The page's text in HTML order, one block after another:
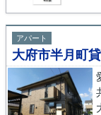
アパート
大府市半月町